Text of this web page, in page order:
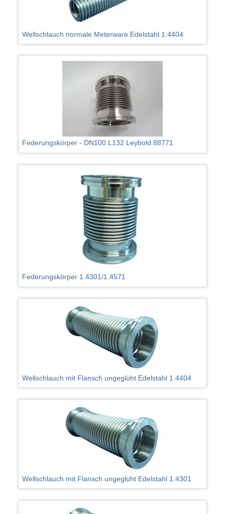
Wellschlauch normale Meterware Edelstahl 1.4404
Federungskörper - DN100 L132 Leybold 88771
Federungskörper 1.4301/1.4571
Wellschlauch mit Flansch ungeglüht Edelstahl 1.4404
Wellschlauch mit Flansch ungeglüht Edelstahl 1.4301